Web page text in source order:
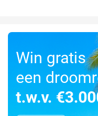
Win gratis
een
t.w.v.